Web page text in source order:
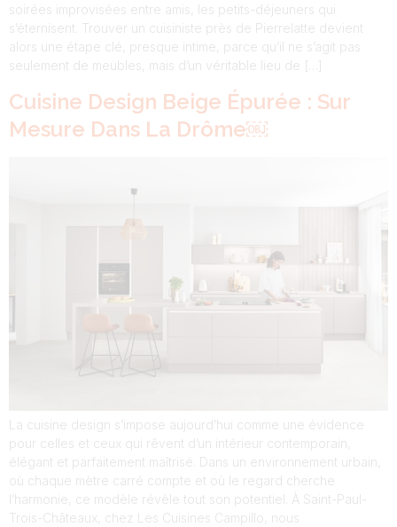
soirées improvisées entre amis, les petits-déjeuners qui
s’éternisent. Trouver un cuisiniste près de Pierrelatte devient
alors une étape clé, presque intime, parce qu’il ne s’agit pas
seulement de meubles, mais d’un véritable lieu de […]
Cuisine Design Beige Épurée : Sur
Mesure Dans La Drôme￼
La cuisine design s’impose aujourd’hui comme une évidence
pour celles et ceux qui rêvent d’un intérieur contemporain,
élégant et parfaitement maîtrisé. Dans un environnement urbain,
où chaque mètre carré compte et où le regard cherche
l’harmonie, ce modèle révèle tout son potentiel. À Saint-Paul-
Trois-Châteaux, chez Les Cuisines Campillo, nous